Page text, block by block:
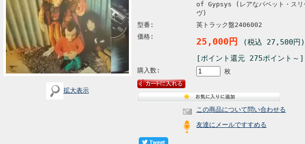
拡大表示
of Gypsys (レアなパペット・スリ
ヴ)
型番:
英トラック盤2406002
価格:
25,000円
(税込 27,500円)
[ポイント還元 275ポイント～]
購入数: 枚
この商品について問い合わせる
友達にメールですすめる